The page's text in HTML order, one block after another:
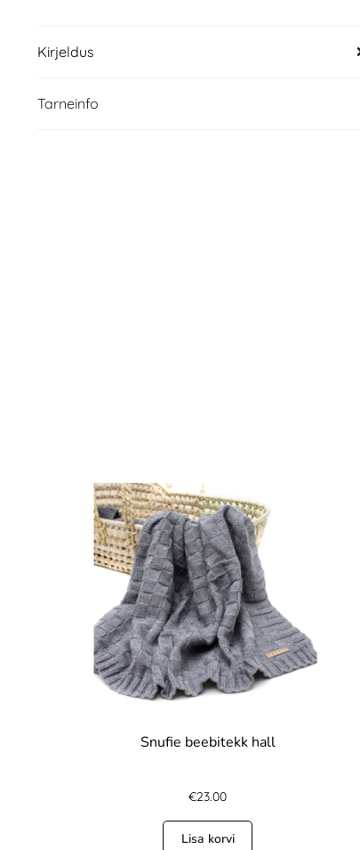
Kirjeldus
Tarneinfo
Snufie beebitekk hall
€23.00
Lisa korvi